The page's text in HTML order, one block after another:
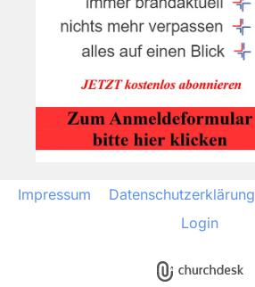
Impressum Datenschutzerklärung
Login